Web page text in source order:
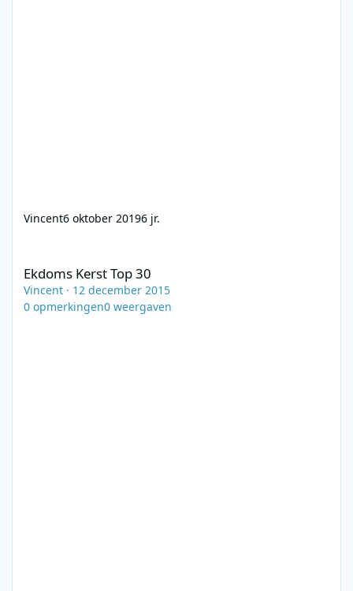
Vincent6 oktober 20196 jr.
Ekdoms Kerst Top 30
Vincent · 12 december 2015
0 opmerkingen0 weergaven